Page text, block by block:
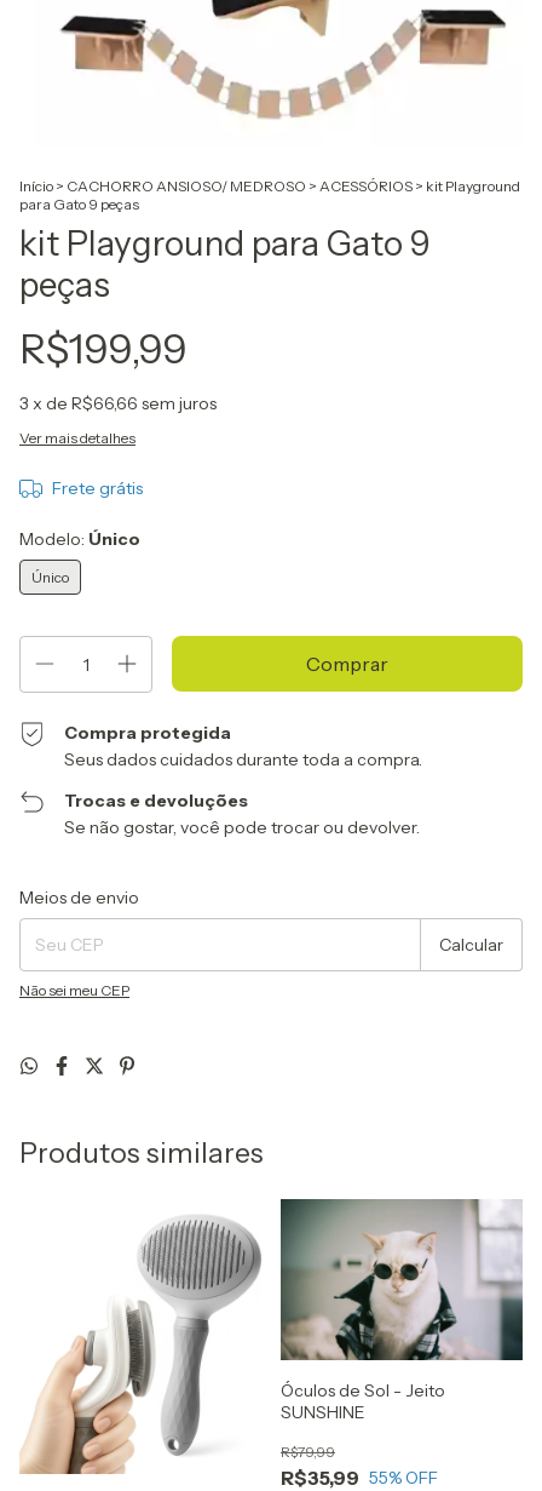
Início > CACHORRO ANSIOSO/ MEDROSO > ACESSÓRIOS > kit Playground
para Gato 9 peças
kit Playground para Gato 9
peças
R$199,99
3 x de R$66,66 sem juros
Ver mais detalhes
Frete grátis
Modelo: Único
Único
Compra protegida
Seus dados cuidados durante toda a compra.
Trocas e devoluções
Se não gostar, você pode trocar ou devolver.
Entregas para o CEP:
Meios de envio
Calcular
Não sei meu CEP
Produtos similares
Óculos de Sol - Jeito
SUNSHINE
R$35,99
R$79,99
55% OFF